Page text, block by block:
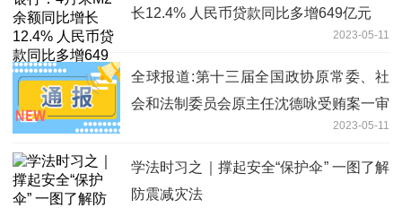
长12.4% 人民币贷款同比多增649亿元
2023-05-11
全球报道:第十三届全国政协原常委、社
会和法制委员会原主任沈德咏受贿案一审
2023-05-11
学法时习之｜撑起安全“保护伞” 一图了解
防震减灾法